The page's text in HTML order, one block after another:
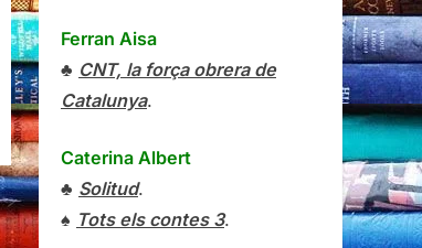
Ferran Aisa
♣ CNT, la força obrera de
Catalunya.
Caterina Albert
♣ Solitud.
♠ Tots els contes 3.